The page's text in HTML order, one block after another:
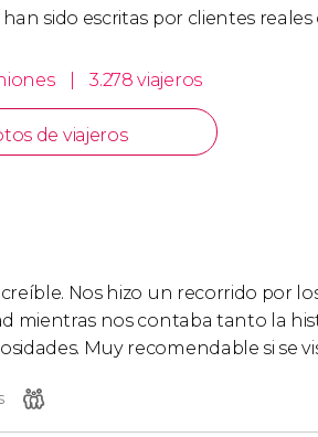
han sido escritas por clientes
3.278 viajeros
de viajeros
Nos hizo un recorrido por
mientras nos contaba tanto la
Muy recomendable si se